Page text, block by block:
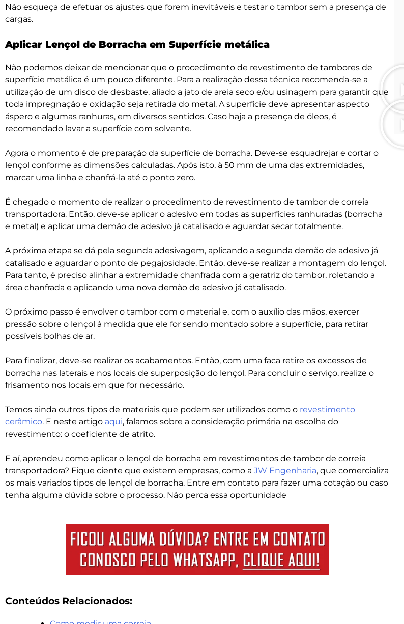
Não esqueça de efetuar os ajustes que forem inevitáveis e testar o tambor sem a presença de
cargas.
Aplicar Lençol de Borracha em Superfície metálica
Não podemos deixar de mencionar que o procedimento de revestimento de tambores de
superfície metálica é um pouco diferente. Para a realização dessa técnica recomenda-se a
utilização de um disco de desbaste, aliado a jato de areia seco e/ou usinagem para garantir que
toda impregnação e oxidação seja retirada do metal. A superfície deve apresentar aspecto
áspero e algumas ranhuras, em diversos sentidos. Caso haja a presença de óleos, é
recomendado lavar a superfície com solvente.
Agora o momento é de preparação da superfície de borracha. Deve-se esquadrejar e cortar o
lençol conforme as dimensões calculadas. Após isto, à 50 mm de uma das extremidades,
marcar uma linha e chanfrá-la até o ponto zero.
É chegado o momento de realizar o procedimento de revestimento de tambor de correia
transportadora. Então, deve-se aplicar o adesivo em todas as superfícies ranhuradas (borracha
e metal) e aplicar uma demão de adesivo já catalisado e aguardar secar totalmente.
A próxima etapa se dá pela segunda adesivagem, aplicando a segunda demão de adesivo já
catalisado e aguardar o ponto de pegajosidade. Então, deve-se realizar a montagem do lençol.
Para tanto, é preciso alinhar a extremidade chanfrada com a geratriz do tambor, roletando a
área chanfrada e aplicando uma nova demão de adesivo já catalisado.
O próximo passo é envolver o tambor com o material e, com o auxílio das mãos, exercer
pressão sobre o lençol à medida que ele for sendo montado sobre a superfície, para retirar
possíveis bolhas de ar.
Para finalizar, deve-se realizar os acabamentos. Então, com uma faca retire os excessos de
borracha nas laterais e nos locais de superposição do lençol. Para concluir o serviço, realize o
frisamento nos locais em que for necessário.
Temos ainda outros tipos de materiais que podem ser utilizados como o revestimento
cerâmico. E neste artigo aqui, falamos sobre a consideração primária na escolha do
revestimento: o coeficiente de atrito.
E aí, aprendeu como aplicar o lençol de borracha em revestimentos de tambor de correia
transportadora? Fique ciente que existem empresas, como a JW Engenharia, que comercializa
os mais variados tipos de lençol de borracha. Entre em contato para fazer uma cotação ou caso
tenha alguma dúvida sobre o processo. Não perca essa oportunidade
Conteúdos Relacionados: